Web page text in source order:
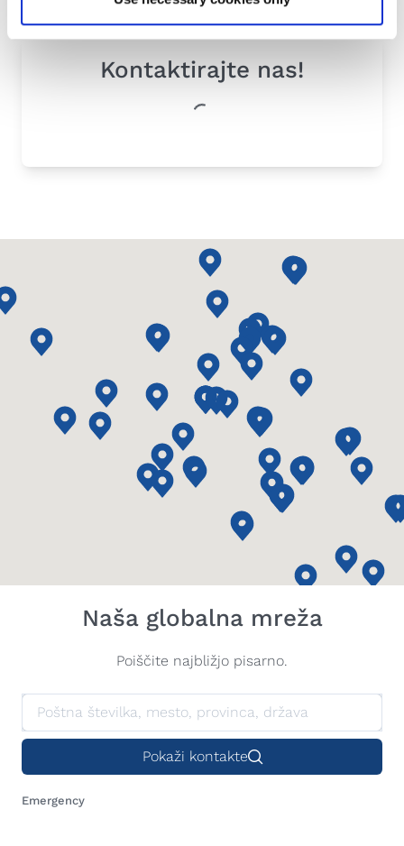
Kontaktirajte nas!
Naša globalna mreža
Poiščite najbližjo pisarno.
Pokaži kontakte
Emergency